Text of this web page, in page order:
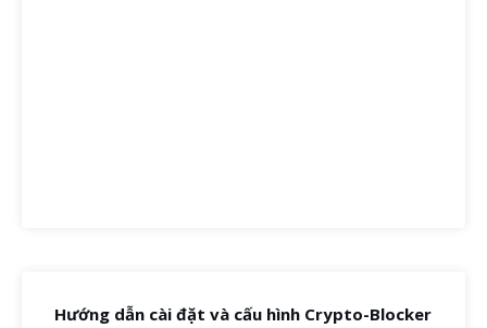
Hướng dẫn cài đặt và cấu hình Crypto-Blocker